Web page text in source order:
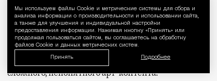
Уведомление
Мы используем файлы Сookie и метрические системы для сбора и
анализа информации о производительности и использовании сайта,
а также для улучшения и индивидуальной настройки
предоставления информации. Нажимая кнопку «Принять» или
продолжая пользоваться сайтом, вы соглашаетесь на обработку
файлов Cookie и данных метрических систем.
Принять Подробнее
эмоционально поддерживающие, положительные
постановки. Наш театр становится удовольствием
не для театралов критиков, а для простых людей,
которые хотят интеллигентно и культурно
провести время. С хорошим сервисом и без
сложного, непонятного арт-контента.